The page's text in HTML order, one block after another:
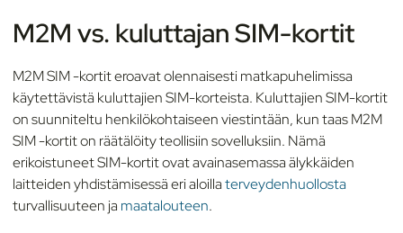
M2M vs. kuluttajan SIM-kortit
M2M SIM -kortit eroavat olennaisesti matkapuhelimissa
käytettävistä kuluttajien SIM-korteista. Kuluttajien SIM-kortit
on suunniteltu henkilökohtaiseen viestintään, kun taas M2M
SIM -kortit on räätälöity teollisiin sovelluksiin. Nämä
erikoistuneet SIM-kortit ovat avainasemassa älykkäiden
laitteiden yhdistämisessä eri aloillaterveydenhuollosta
turvallisuuteen ja maatalouteen.